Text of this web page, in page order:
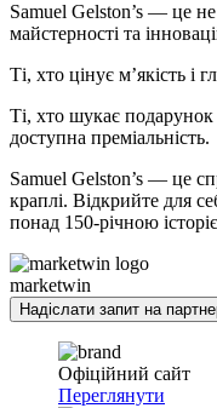
Samuel Gelston’s — це не
майстерності та
Ті, хто цінує м’якість і
Ті, хто шукає
доступна преміальність.
Samuel Gelston’s — це
краплі. Відкрийте для
понад 150-річною
marketwin
Надіслати запит на
Офіційний сайт
Переглянути